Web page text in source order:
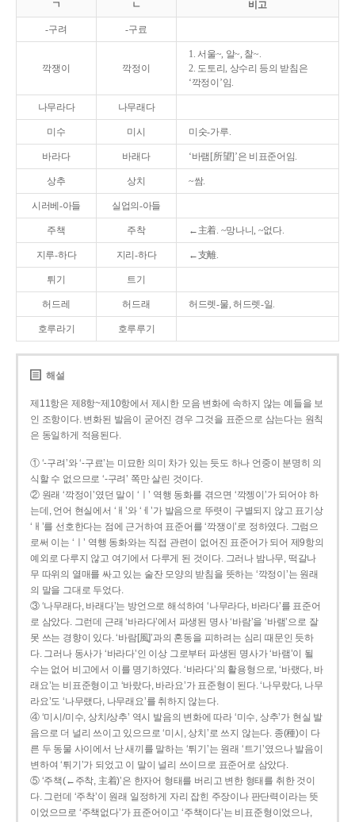
ㄱ ㄴ 비고
-구려 -구료
깍쟁이 깍정이
1. 서울~, 알~, 찰~.
2. 도토리, 상수리 등의 받침은
‘깍정이’임.
나무라다 나무래다
미수 미시 미숫-가루.
바라다 바래다 ‘바램[所望]’은 비표준어임.
상추 상치 ~쌈.
시러베-아들 실업의-아들
주책 주착 ←主着. ~망나니, ~없다.
지루-하다 지리-하다 ←支離.
튀기 트기
허드레 허드래 허드렛-물, 허드렛-일.
호루라기 호루루기
해설
제11항은 제8항~제10항에서 제시한 모음 변화에 속하지 않는 예들을 보
인 조항이다. 변화된 발음이 굳어진 경우 그것을 표준으로 삼는다는 원칙
은 동일하게 적용된다.
① ‘-구려’와 ‘-구료’는 미묘한 의미 차가 있는 듯도 하나 언중이 분명히 의
식할 수 없으므로 ‘-구려’ 쪽만 살린 것이다.
② 원래 ‘깍정이’였던 말이 ‘ㅣ’ 역행 동화를 겪으면 ‘깍젱이’가 되어야 하
는데, 언어 현실에서 ‘ㅐ’와 ‘ㅔ’가 발음으로 뚜렷이 구별되지 않고 표기상
‘ㅐ’를 선호한다는 점에 근거하여 표준어를 ‘깍쟁이’로 정하였다. 그럼으
로써 이는 ‘ㅣ’ 역행 동화와는 직접 관련이 없어진 표준어가 되어 제9항의
예외로 다루지 않고 여기에서 다루게 된 것이다. 그러나 밤나무, 떡갈나
무 따위의 열매를 싸고 있는 술잔 모양의 받침을 뜻하는 ‘깍정이’는 원래
의 말을 그대로 두었다.
③ ‘나무래다, 바래다’는 방언으로 해석하여 ‘나무라다, 바라다’를 표준어
로 삼았다. 그런데 근래 ‘바라다’에서 파생된 명사 ‘바람’을 ‘바램’으로 잘
못 쓰는 경향이 있다. ‘바람[風]’과의 혼동을 피하려는 심리 때문인 듯하
다. 그러나 동사가 ‘바라다’인 이상 그로부터 파생된 명사가 ‘바램’이 될
수는 없어 비고에서 이를 명기하였다. ‘바라다’의 활용형으로, ‘바랬다, 바
래요’는 비표준형이고 ‘바랐다, 바라요’가 표준형이 된다. ‘나무랐다, 나무
라요’도 ‘나무랬다, 나무래요’를 취하지 않는다.
④ ‘미시/미수, 상치/상추’ 역시 발음의 변화에 따라 ‘미수, 상추’가 현실 발
음으로 더 널리 쓰이고 있으므로 ‘미시, 상치’로 쓰지 않는다. 종(種)이 다
른 두 동물 사이에서 난 새끼를 말하는 ‘튀기’는 원래 ‘트기’였으나 발음이
변하여 ‘튀기’가 되었고 이 말이 널리 쓰이므로 표준어로 삼았다.
⑤ ‘주책(←주착, 主着)’은 한자어 형태를 버리고 변한 형태를 취한 것이
다. 그런데 ‘주착’이 원래 일정하게 자리 잡힌 주장이나 판단력이라는 뜻
이었으므로 ‘주책없다’가 표준어이고 ‘주책이다’는 비표준형이었으나,